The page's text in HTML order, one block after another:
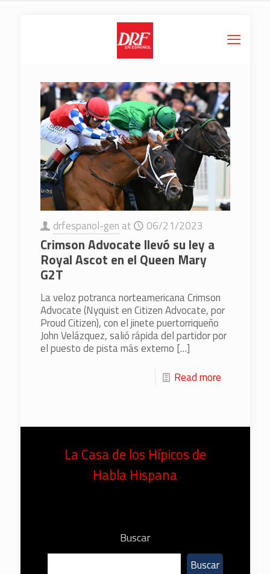
drfespanol-gen at 06/21/2023
Crimson Advocate llevó su ley a
Royal Ascot en el Queen Mary
G2T
La veloz potranca norteamericana Crimson
Advocate (Nyquist en Citizen Advocate, por
Proud Citizen), con el jinete puertorriqueño
John Velázquez, salió rápida del partidor por
el puesto de pista más externo […]
Read more
La Casa de los Hípicos de
Habla Hispana
Buscar
Buscar